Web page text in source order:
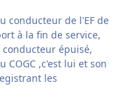
conducteur de l'EF de
à la fin de service,
épuisé,
,c'est lui et son
les